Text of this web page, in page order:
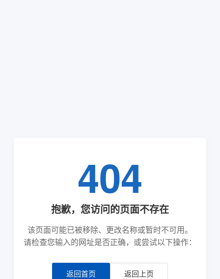
404
抱歉，您访问的页面不存在
该页面可能已被移除、更改名称或暂时不可用。
请检查您输入的网址是否正确，或尝试以下操作：
返回首页 返回上页